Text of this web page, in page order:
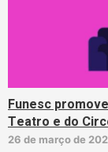
Funesc
Teatro e do
26 de março de